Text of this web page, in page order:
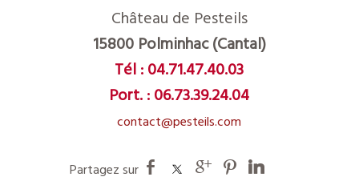
Château de Pesteils
15800 Polminhac (Cantal)
Tél :04.71.47.40.03
Port. :06.73.39.24.04
contact@pesteils.com